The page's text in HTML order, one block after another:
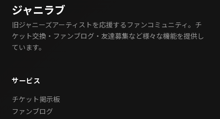
ジャニラブ
旧ジャニーズアーティストを応援するファンコミュニティ。チ
ケット交換・ファンブログ・友達募集など様々な機能を提供し
ています。
サービス
チケット掲示板
ファンブログ